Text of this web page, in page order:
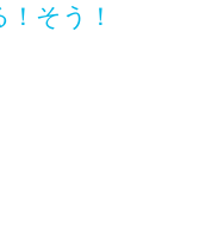
そう！